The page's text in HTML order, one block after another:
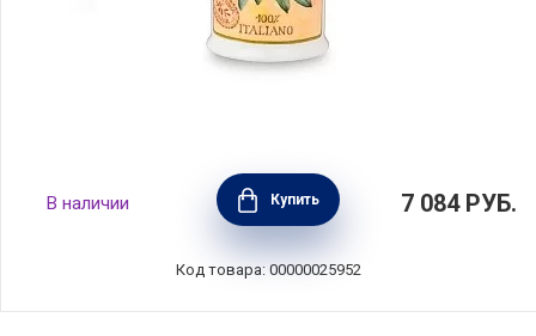
Бутылка для масла Oliere del Casale 250 мл,
материал керамика, Nuova Cer, Италия,
9501-ODC
В наличии Купить 7 084 РУБ.
Код товара: 00000025952